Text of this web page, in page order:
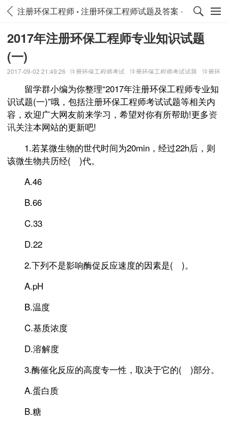
注册环保工程师 注册环保工程师试题及答案 青海注册
2017年注册环保工程师专业知识试题
(一)
2017-09-02 21:49:26 注册环保工程师考试 注册环保工程师考试试题
注册环
留学群小编为你整理“2017年注册环保工程师专业知
识试题(一)”哦，包括注册环保工程师考试试题等相关内
容，欢迎广大网友前来学习，希望对你有所帮助!更多资
讯关注本网站的更新吧!
1.若某微生物的世代时间为20min，经过22h后，则
该微生物共历经( )代。
A.46
B.66
C.33
D.22
2.下列不是影响酶促反应速度的因素是( )。
A.pH
B.温度
C.基质浓度
D.溶解度
3.酶催化反应的高度专一性，取决于它的( )部分。
A.蛋白质
B.糖